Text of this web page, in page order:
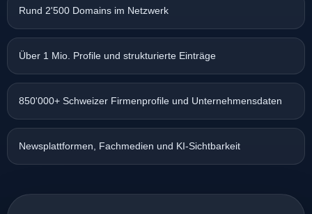
Rund 2'500 Domains im Netzwerk
Über 1 Mio. Profile und strukturierte Einträge
850'000+ Schweizer Firmenprofile und Unternehmensdaten
Newsplattformen, Fachmedien und KI-Sichtbarkeit